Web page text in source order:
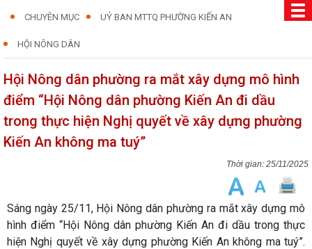
CHUYÊN MỤC UỶ BAN MTTQ PHƯỜNG KIẾN AN
HỘI NÔNG DÂN
Hội Nông dân phường ra mắt xây dựng mô hình
điểm “Hội Nông dân phường Kiến An đi dầu
trong thực hiện Nghị quyết về xây dựng phường
Kiến An không ma tuý”
25/11/2025
Sáng ngày 25/11, Hội Nông dân phường ra mắt xây dựng mô
hình điểm “Hội Nông dân phường Kiến An đi dầu trong thực
hiện Nghị quyết về xây dựng phường Kiến An không ma tuý”.